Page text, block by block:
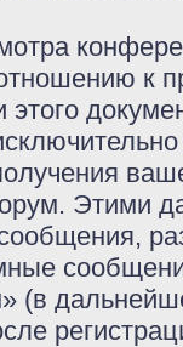
к
Этими
(в